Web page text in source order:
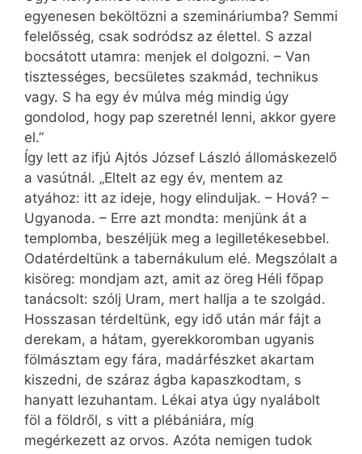
egyenesen beköltözni a szemináriumba? Semmi
felelősség, csak sodródsz az élettel. S azzal
bocsátott utamra: menjek el dolgozni. – Van
tisztességes, becsületes szakmád, technikus
vagy. S ha egy év múlva még mindig úgy
gondolod, hogy pap szeretnél lenni, akkor gyere
el.”
Így lett az ifjú Ajtós József László állomáskezelő
a vasútnál. „Eltelt az egy év, mentem az
atyához: itt az ideje, hogy elinduljak. – Hová? –
Ugyanoda. – Erre azt mondta: menjünk át a
templomba, beszéljük meg a legilletékesebbel.
Odatérdeltünk a tabernákulum elé. Megszólalt a
kisöreg: mondjam azt, amit az öreg Héli főpap
tanácsolt: szólj Uram, mert hallja a te szolgád.
Hosszasan térdeltünk, egy idő után már fájt a
derekam, a hátam, gyerekkoromban ugyanis
fölmásztam egy fára, madárfészket akartam
kiszedni, de száraz ágba kapaszkodtam, s
hanyatt lezuhantam. Lékai atya úgy nyalábolt
föl a földről, s vitt a plébániára, míg
megérkezett az orvos. Azóta nemigen tudok